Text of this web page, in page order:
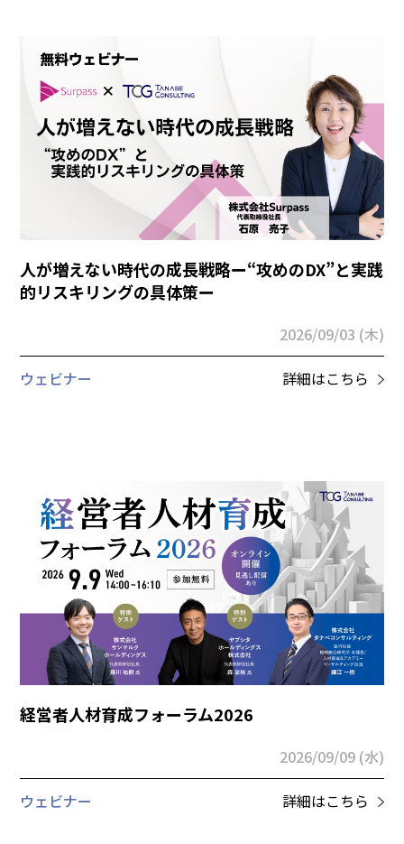
人が増えない時代の成長戦略ー“攻めのDX”と実践
的リスキリングの具体策ー
2026/09/03 (木)
ウェビナー 詳細はこちら
経営者人材育成フォーラム2026
2026/09/09 (水)
ウェビナー 詳細はこちら